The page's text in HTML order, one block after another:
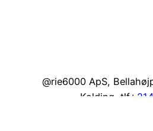
@rie6000 ApS,
Kolding, tlf.: